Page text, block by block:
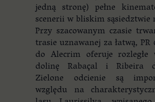
jedną stronę) pełne
scenerii w bliskim sąsiedztwie
Przy szacowanym czasie
trasie uznawanej za łatwą, PR
do Alecrim oferuje
dolinę Rabaçal i Ribeira
Zielone odcienie są
względu na